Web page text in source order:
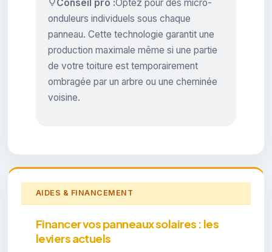
Conseil pro :Optez pour des micro-
onduleurs individuels sous chaque
panneau. Cette technologie garantit une
production maximale même si une partie
de votre toiture est temporairement
ombragée par un arbre ou une cheminée
voisine.
AIDES & FINANCEMENT
Financer vos panneaux solaires : les
leviers actuels